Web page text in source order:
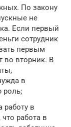
По закону
не
Если первый
сотрудник
первым
во вторник. В
в
роль;
работу в
работа в